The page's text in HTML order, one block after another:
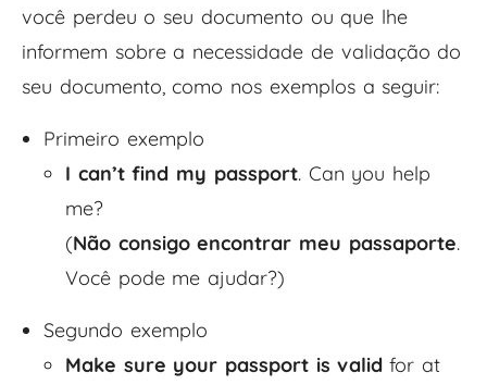
você perdeu o seu documento ou que lhe
informem sobre a necessidade de validação do
seu documento, como nos exemplos a seguir:
Primeiro exemplo
I can’t find my passport. Can you help
me?
(Não consigo encontrar meu passaporte.
Você pode me ajudar?)
Segundo exemplo
Make sure your passport is validfor at